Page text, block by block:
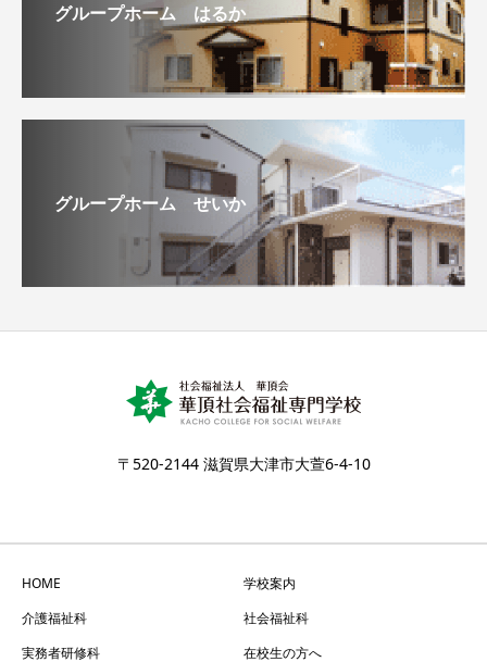
グループホーム はるか
グループホーム せいか
〒520-2144 滋賀県大津市大萱6-4-10
HOME
学校案内
介護福祉科
社会福祉科
実務者研修科
在校生の方へ